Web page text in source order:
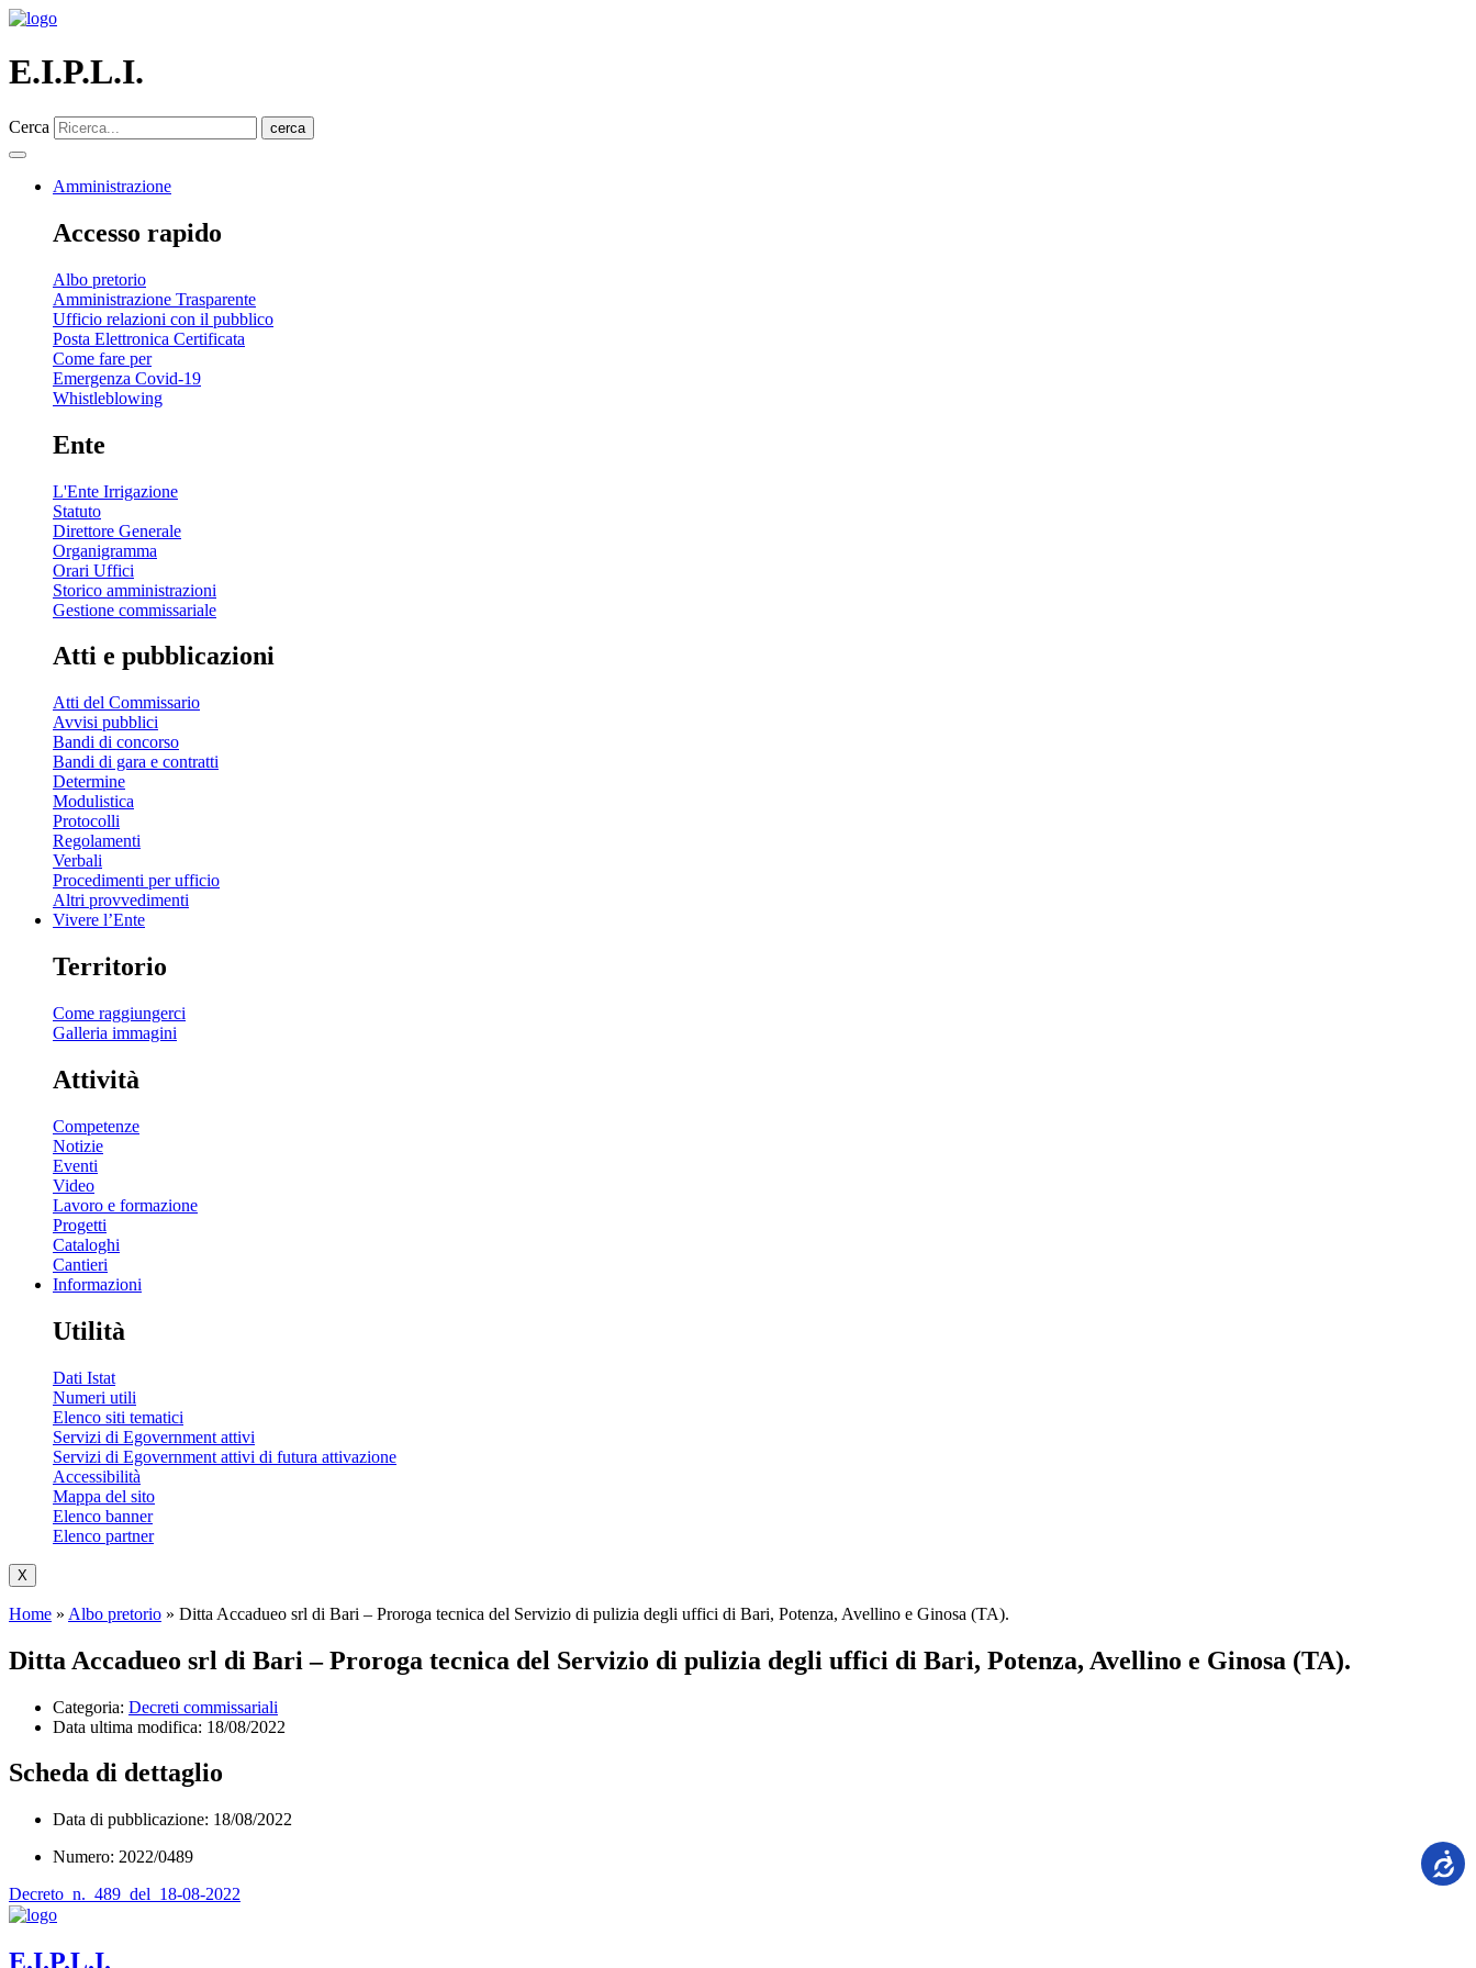
E.I.P.L.I.
Cerca cerca
Amministrazione
Accesso rapido
Albo pretorio
Amministrazione Trasparente
Ufficio relazioni con il pubblico
Posta Elettronica Certificata
Come fare per
Emergenza Covid-19
Whistleblowing
Ente
L'Ente Irrigazione
Statuto
Direttore Generale
Organigramma
Orari Uffici
Storico amministrazioni
Gestione commissariale
Atti e pubblicazioni
Atti del Commissario
Avvisi pubblici
Bandi di concorso
Bandi di gara e contratti
Determine
Modulistica
Protocolli
Regolamenti
Verbali
Procedimenti per ufficio
Altri provvedimenti
Vivere l’Ente
Territorio
Come raggiungerci
Galleria immagini
Attività
Competenze
Notizie
Eventi
Video
Lavoro e formazione
Progetti
Cataloghi
Cantieri
Informazioni
Utilità
Dati Istat
Numeri utili
Elenco siti tematici
Servizi di Egovernment attivi
Servizi di Egovernment attivi di futura attivazione
Accessibilità
Mappa del sito
Elenco banner
Elenco partner
X
Home » Albo pretorio » Ditta Accadueo srl di Bari – Proroga tecnica del Servizio di pulizia degli uffici di Bari, Potenza, Avellino e Ginosa (TA).
Ditta Accadueo srl di Bari – Proroga tecnica del Servizio di pulizia degli uffici di Bari, Potenza, Avellino e Ginosa (TA).
Categoria: Decreti commissariali
Data ultima modifica: 18/08/2022
Scheda di dettaglio
Data di pubblicazione: 18/08/2022
Numero: 2022/0489
Decreto_n._489_del_18-08-2022
E.I.P.L.I.